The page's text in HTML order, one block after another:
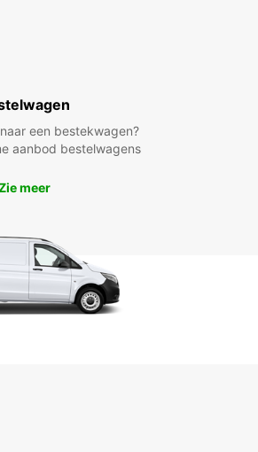
compacte
of een praktische
kiezen uit elektrische,
modellen,
rijstijl.
en het
uw reis kunt
online
in enkele
huuropties aan, van
een bestekwagen?
aanbod bestelwagens
meer